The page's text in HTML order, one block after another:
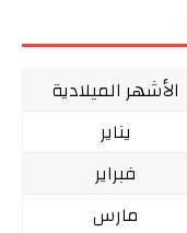
الأشهر الميلادية
يناير
فبراير
مارس